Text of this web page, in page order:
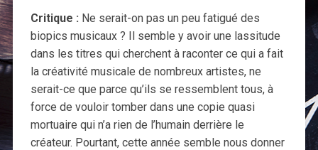
Critique : Ne serait-on pas un peu fatigué des
biopics musicaux ? Il semble y avoir une lassitude
dans les titres qui cherchent à raconter ce qui a fait
la créativité musicale de nombreux artistes, ne
serait-ce que parce qu’ils se ressemblent tous, à
force de vouloir tomber dans une copie quasi
mortuaire qui n’a rien de l’humain derrière le
créateur. Pourtant, cette année semble nous donner